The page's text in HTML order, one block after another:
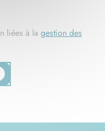
liées à la gestion des